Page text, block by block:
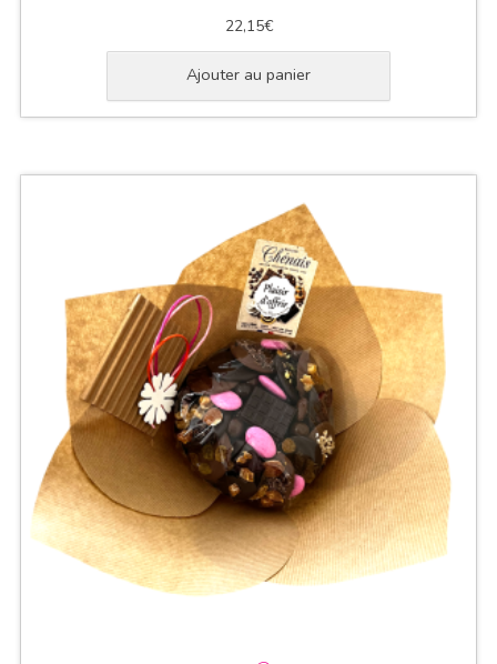
22,15€
Ajouter au panier